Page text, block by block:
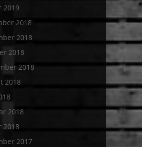
2019
2018
2018
2018
2018
2018
2018
2018
2017